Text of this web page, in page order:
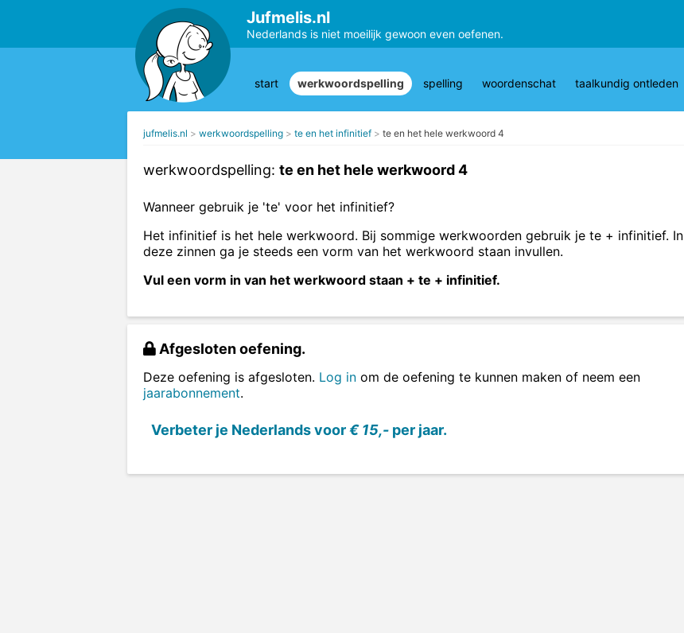
Jufmelis.nl
Nederlands is niet moeilijk gewoon even oefenen.
start werkwoordspelling spelling woordenschat taalkundig ontleden
jufmelis.nl werkwoordspelling te en het infinitief te en het hele werkwoord 4
werkwoordspelling: te en het hele werkwoord 4
Wanneer gebruik je 'te' voor het infinitief?
Het infinitief is het hele werkwoord. Bij sommige werkwoorden gebruik je te + infinitief. In
deze zinnen ga je steeds een vorm van het werkwoord staan invullen.
Vul een vorm in van het werkwoord staan + te + infinitief.
Afgesloten oefening.
Deze oefening is afgesloten. Log in om de oefening te kunnen maken of neem een
jaarabonnement.
Verbeter je Nederlands voor€ 15,- per jaar.